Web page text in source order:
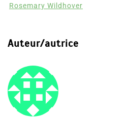
Rosemary Wildhover
Auteur/autrice